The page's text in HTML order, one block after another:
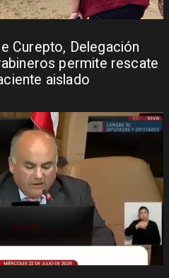
Curepto, Delegación
permite rescate
aislado